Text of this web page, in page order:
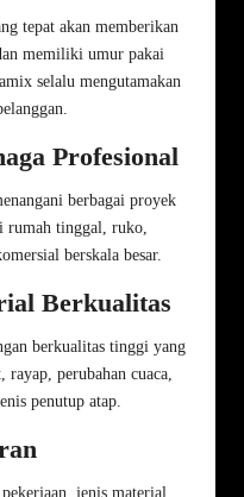
tepat akan memberikan
memiliki umur pakai
selalu mengutamakan
Profesional
berbagai proyek
rumah tinggal, ruko,
berskala besar.
Berkualitas
berkualitas tinggi yang
perubahan cuaca,
penutup atap.
jenis material,